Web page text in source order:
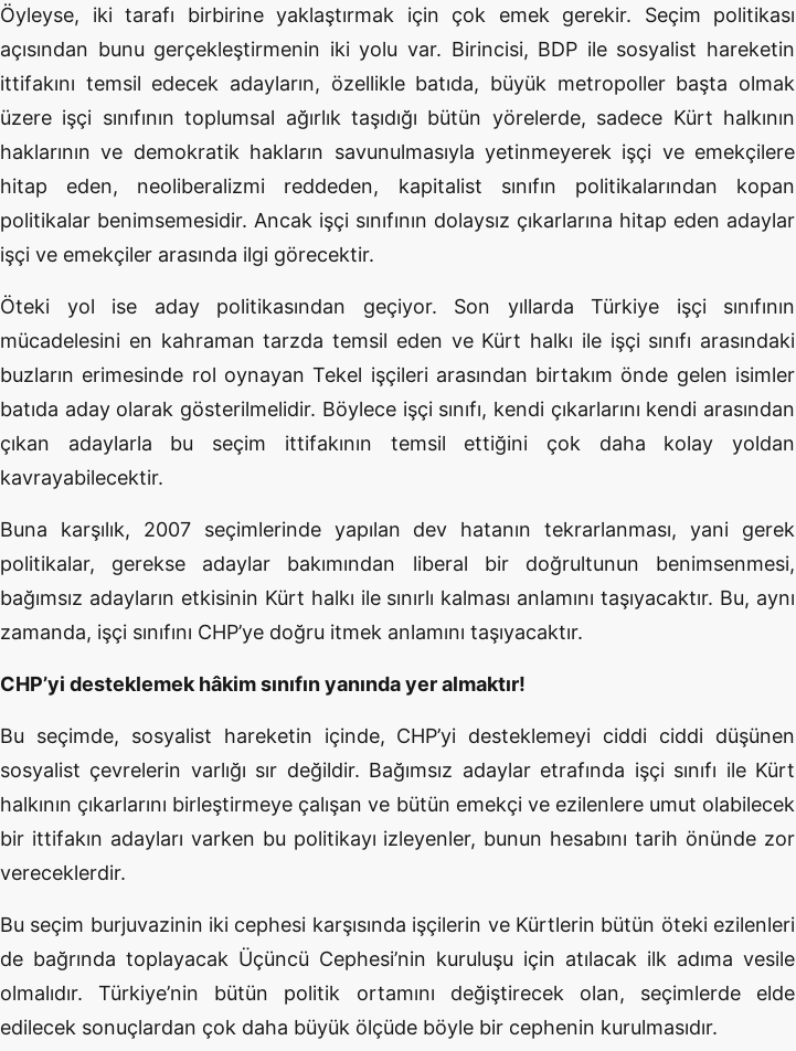
Öyleyse, iki tarafı birbirine yaklaştırmak için çok emek gerekir. Seçim politikası
açısından bunu gerçekleştirmenin iki yolu var. Birincisi, BDP ile sosyalist hareketin
ittifakını temsil edecek adayların, özellikle batıda, büyük metropoller başta olmak
üzere işçi sınıfının toplumsal ağırlık taşıdığı bütün yörelerde, sadece Kürt halkının
haklarının ve demokratik hakların savunulmasıyla yetinmeyerek işçi ve emekçilere
hitap eden, neoliberalizmi reddeden, kapitalist sınıfın politikalarından kopan
politikalar benimsemesidir. Ancak işçi sınıfının dolaysız çıkarlarına hitap eden adaylar
işçi ve emekçiler arasında ilgi görecektir.
Öteki yol ise aday politikasından geçiyor. Son yıllarda Türkiye işçi sınıfının
mücadelesini en kahraman tarzda temsil eden ve Kürt halkı ile işçi sınıfı arasındaki
buzların erimesinde rol oynayan Tekel işçileri arasından birtakım önde gelen isimler
batıda aday olarak gösterilmelidir. Böylece işçi sınıfı, kendi çıkarlarını kendi arasından
çıkan adaylarla bu seçim ittifakının temsil ettiğini çok daha kolay yoldan
kavrayabilecektir.
Buna karşılık, 2007 seçimlerinde yapılan dev hatanın tekrarlanması, yani gerek
politikalar, gerekse adaylar bakımından liberal bir doğrultunun benimsenmesi,
bağımsız adayların etkisinin Kürt halkı ile sınırlı kalması anlamını taşıyacaktır. Bu, aynı
zamanda, işçi sınıfını CHP’ye doğru itmek anlamını taşıyacaktır.
CHP’yi desteklemek hâkim sınıfın yanında yer almaktır!
Bu seçimde, sosyalist hareketin içinde, CHP’yi desteklemeyi ciddi ciddi düşünen
sosyalist çevrelerin varlığı sır değildir. Bağımsız adaylar etrafında işçi sınıfı ile Kürt
halkının çıkarlarını birleştirmeye çalışan ve bütün emekçi ve ezilenlere umut olabilecek
bir ittifakın adayları varken bu politikayı izleyenler, bunun hesabını tarih önünde zor
vereceklerdir.
Bu seçim burjuvazinin iki cephesi karşısında işçilerin ve Kürtlerin bütün öteki ezilenleri
de bağrında toplayacak Üçüncü Cephesi’nin kuruluşu için atılacak ilk adıma vesile
olmalıdır. Türkiye’nin bütün politik ortamını değiştirecek olan, seçimlerde elde
edilecek sonuçlardan çok daha büyük ölçüde böyle bir cephenin kurulmasıdır.